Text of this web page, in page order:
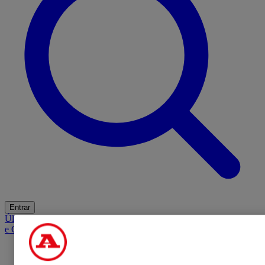
Entrar
ÚltimasMercadoOpiniãoiGaming HubA BOLA SUGEREBarba
e Cabelo